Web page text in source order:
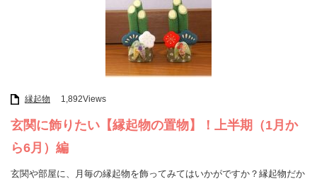
縁起物 1,892Views
玄関に飾りたい【縁起物の置物】！上半期（1月か
ら6月）編
玄関や部屋に、月毎の縁起物を飾ってみてはいかがですか？縁起物だか